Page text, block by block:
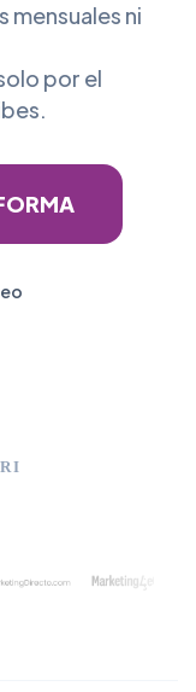
mensuales ni
por el